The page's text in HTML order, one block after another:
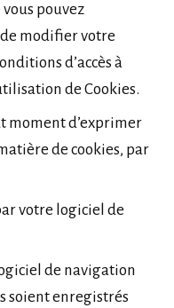
pouvez
modifier votre
d’accès à
de Cookies.
moment d’exprimer
de cookies, par
votre logiciel de
de navigation
soient enregistrés